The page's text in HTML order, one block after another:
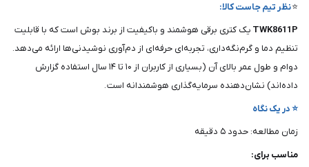
⭐نظر تیم جاست کالا:
TWK8611P یک کتری برقی هوشمند و باکیفیت از برند بوش است که با قابلیت
تنظیم دما و گرم‌نگه‌داری، تجربه‌ای حرفه‌ای از دم‌آوری نوشیدنی‌ها ارائه می‌دهد.
دوام و طول عمر بالای آن (بسیاری از کاربران از ۱۰ تا ۱۴ سال استفاده گزارش
داده‌اند) نشان‌دهنده سرمایه‌گذاری هوشمندانه است .
⭐ در یک نگاه
زمان مطالعه: حدود ۵ دقیقه
مناسب برای: